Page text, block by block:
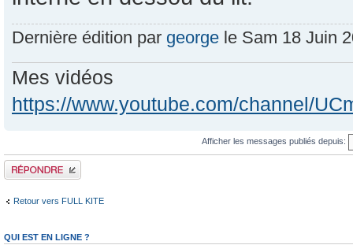
Dernière édition par george le Sam 18 Juin
Mes vidéos
https://www.youtube.com/channel/
Afficher les messages publiés depuis:
Publier une réponse
Retour vers FULL KITE
QUI EST EN LIGNE ?